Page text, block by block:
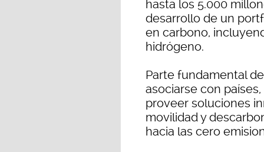
hasta los 5.000
desarrollo de un
en carbono,
hidrógeno.
Parte fundamental
asociarse con
proveer soluciones
movilidad y
hacia las cero